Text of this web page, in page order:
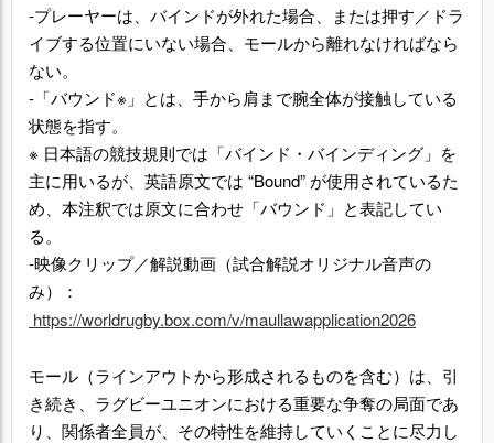
‐プレーヤーは、バインドが外れた場合、または押す／ドラ
イブする位置にいない場合、モールから離れなければなら
ない。
‐「バウンド※」とは、手から肩まで腕全体が接触している
状態を指す。
※ 日本語の競技規則では「バインド・バインディング」を
主に用いるが、英語原文では “Bound” が使用されているた
め、本注釈では原文に合わせ「バウンド」と表記してい
る。
‐映像クリップ／解説動画（試合解説オリジナル音声の
み）：
https://worldrugby.box.com/v/maullawapplication2026
モール（ラインアウトから形成されるものを含む）は、引
き続き、ラグビーユニオンにおける重要な争奪の局面であ
り、関係者全員が、その特性を維持していくことに尽力し